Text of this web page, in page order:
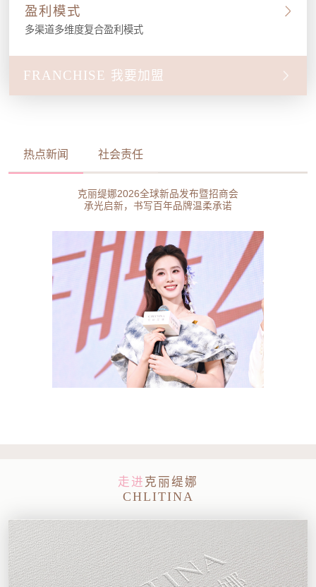
盈利模式
多渠道多维度复合盈利模式
FRANCHISE 我要加盟
热点新闻 社会责任
克丽缇娜2026全球新品发布暨招商会
承光启新，书写百年品牌温柔承诺
走进 克丽缇娜
CHLITINA